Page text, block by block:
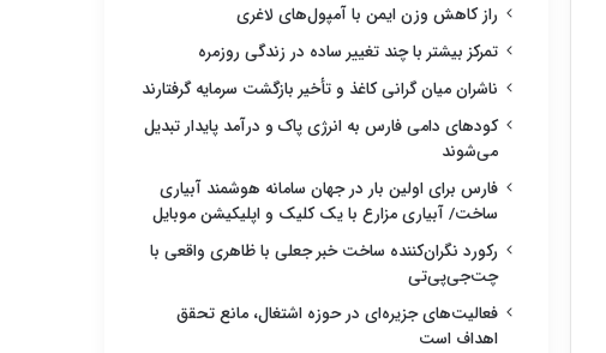
راز کاهش وزن ایمن با آمپول‌های لاغری
تمرکز بیشتر با چند تغییر ساده در زندگی روزمره
ناشران میان گرانی کاغذ و تأخیر بازگشت سرمایه گرفتارند
کودهای دامی فارس به انرژی پاک و درآمد پایدار تبدیل
می‌شوند
فارس برای اولین بار در جهان سامانه هوشمند آبیاری
ساخت/ آبیاری مزارع با یک کلیک و اپلیکیشن موبایل
رکورد نگران‌کننده ساخت خبر جعلی با ظاهری واقعی با
چت‌جی‌پی‌تی
فعالیت‌های جزیره‌ای در حوزه اشتغال، مانع تحقق
اهداف است